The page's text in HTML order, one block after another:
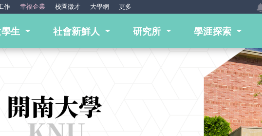
作 幸福企業 校園徵才 大學網 更多
生 社會新鮮人 研究所 學涯探索